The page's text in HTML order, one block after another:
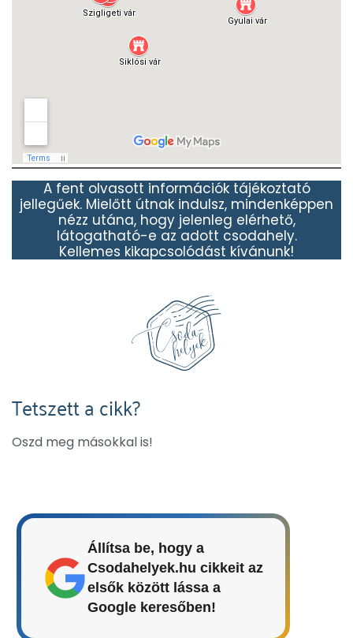
A fent olvasott információk tájékoztató
jellegűek. Mielőtt útnak indulsz, mindenképpen
nézz utána, hogy jelenleg elérhető,
látogatható-e az adott csodahely.
Kellemes kikapcsolódást kívánunk!
Tetszett a cikk?
Oszd meg másokkal is!
Állítsa be, hogy a
Csodahelyek.hu cikkeit az
elsők között lássa a
Google keresőben!